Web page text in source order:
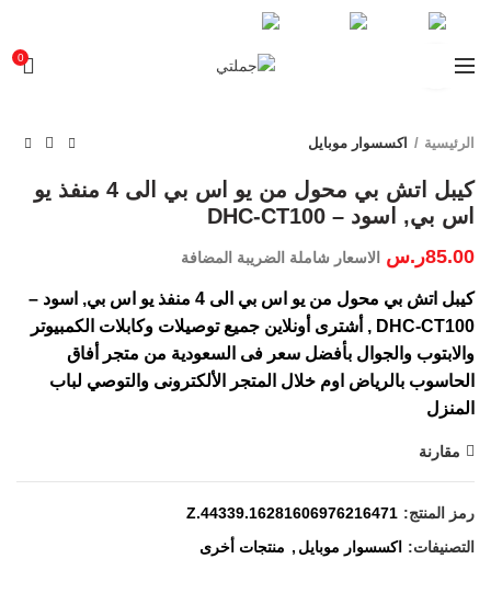
0
الرئيسية اكسسوار موبايل
كيبل اتش بي محول من يو اس بي الى 4 منفذ يو
اس بي, اسود – DHC-CT100
85.00ر.س الاسعار شاملة الضريبة المضافة
كيبل اتش بي محول من يو اس بي الى 4 منفذ يو اس بي, اسود –
DHC-CT100 , أشترى أونلاين جميع توصيلات وكابلات الكمبيوتر
والابتوب والجوال بأفضل سعر فى السعودية من متجر أفاق
الحاسوب بالرياض اوم خلال المتجر الألكترونى والتوصي لباب
المنزل
مقارنة
رمز المنتج: Z.44339.16281606976216471
التصنيفات: اكسسوار موبايل , منتجات أخرى